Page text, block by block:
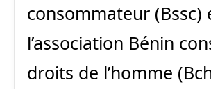
consommateur (Bssc)
l’association Bénin
droits de l’homme